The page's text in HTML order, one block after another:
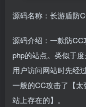
源码名称：长游盾防
源码介绍：一款防
php的站点。类似于度
用户访问网站时先经
一般的CC攻击了【
站上存在的】。